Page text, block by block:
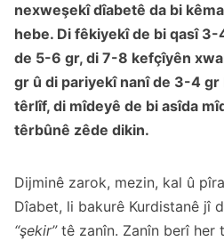
nexweşekî dîabetê da bi
hebe. Di fêkiyekî de bi qasî
de 5-6 gr, di 7-8 kefçîyên
gr û di pariyekî nanî de 3-4 gr
têrlîf, di mîdeyê de bi asîda
têrbûnê zêde dikin.
Dijminê zarok, mezin, kal û
Dîabet, li bakurê Kurdistanê jî
“şekir”tê zanîn. Zanîn berî her